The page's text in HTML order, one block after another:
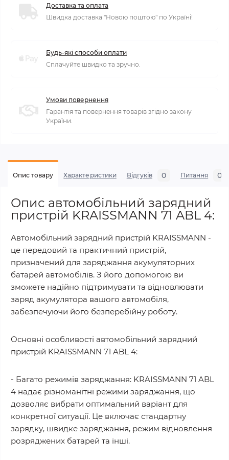
Доставка та оплата
Швидка доставка "Новою поштою" по Україні!
Будь-які способи оплати
Сплачуйте швидко та зручно.
Умови повернення
Гарантія та повернення товарів згідно закону
України.
Опис товару Характеристики Відгуків 0 Питання 0
Опис автомобільний зарядний
пристрій KRAISSMANN 71 ABL 4:
Автомобільний зарядний пристрій KRAISSMANN -
це передовий та практичний пристрій,
призначений для заряджання акумуляторних
батарей автомобілів. З його допомогою ви
зможете надійно підтримувати та відновлювати
заряд акумулятора вашого автомобіля,
забезпечуючи його безперебійну роботу.
Основні особливості автомобільний зарядний
пристрій KRAISSMANN 71 ABL 4:
- Багато режимів заряджання: KRAISSMANN 71 ABL
4 надає різноманітні режими заряджання, що
дозволяє вибрати оптимальний варіант для
конкретної ситуації. Це включає стандартну
зарядку, швидке заряджання, режим відновлення
розряджених батарей та інші.